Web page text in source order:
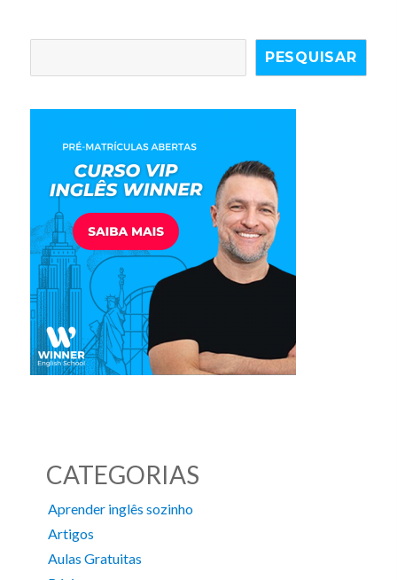
PESQUISAR
CATEGORIAS
Aprender inglês sozinho
Artigos
Aulas Gratuitas